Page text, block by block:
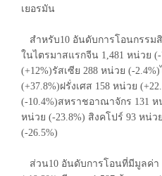
เยอรมัน
สำหรับ10 อันดับการโอนกรร
ในไตรมาสแรกจีน 1,481 หน่วย
(+12%)รัสเซีย 288 หน่วย (-
(+37.8%)ฝรั่งเศส 158 หน่วย
(-10.4%)สหราชอาณาจักร 131 ห
หน่วย (-23.8%) สิงคโปร์ 93 หน่ว
(-26.5%)
ส่วน10 อันดับการโอนที่มีมูลค่า